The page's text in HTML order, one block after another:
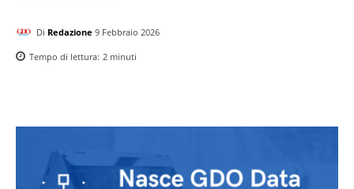
Di Redazione 9 Febbraio 2026
Tempo di lettura: 2 minuti